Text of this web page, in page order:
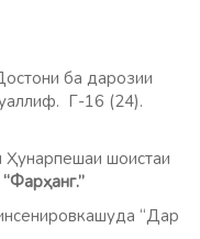
ба дарозии
Г-16 (24).
Ҳунарпешаи шоистаи
“Дар